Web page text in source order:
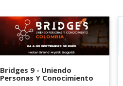
Bridges 9 - Uniendo
Personas Y Conocimiento